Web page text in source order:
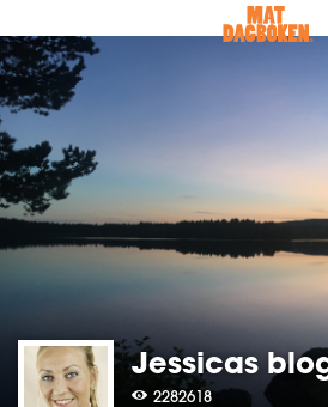
Jessicas
2282618